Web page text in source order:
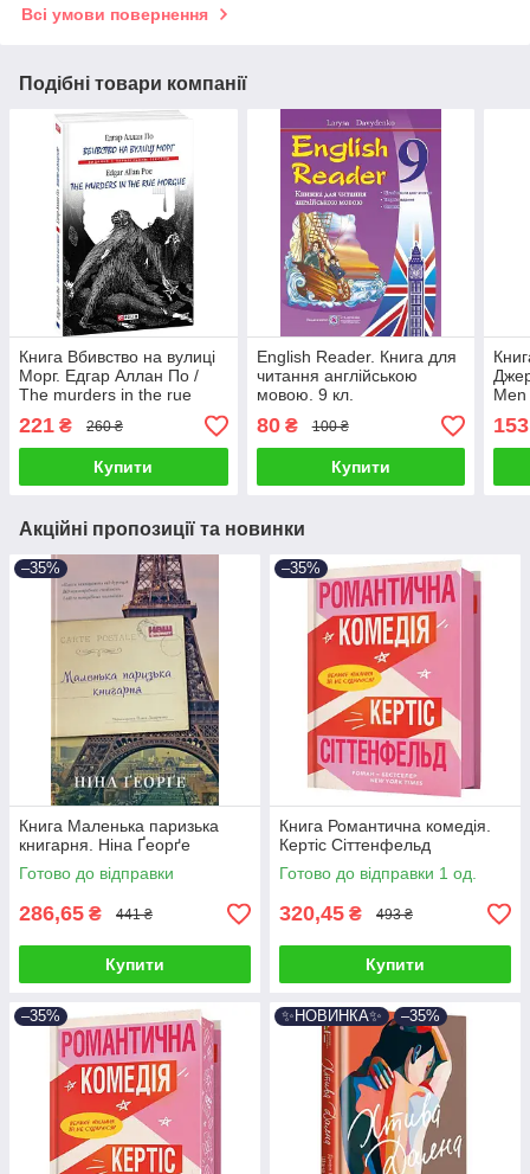
Всі умови повернення
Подібні товари компанії
Книга Вбивство на вулиці
Морг. Едгар Аллан По /
The murders in the rue
Morgue
221 ₴ 260 ₴
Купити
English Reader. Книга для
читання англійською
мовою. 9 кл.
80₴ 100 ₴
Купити
Акційні пропозиції та новинки
–35%
Книга Маленька паризька
книгарня. Ніна Ґеорґе
Готово до відправки
286,65 ₴ 441 ₴
Купити
–35%
Книга Романтична комедія.
Кертіс Сіттенфельд
Готово до відправки 1 од.
320,45 ₴ 493 ₴
Купити
–35% ✨НОВИНКА✨ –35%